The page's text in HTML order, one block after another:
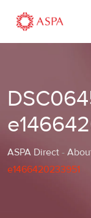
content
ASPA Direct -
e1466420233951